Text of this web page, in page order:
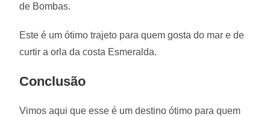
de Bombas.
Este é um ótimo trajeto para quem gosta do mar e de
curtir a orla da costa Esmeralda.
Conclusão
Vimos aqui que esse é um destino ótimo para quem